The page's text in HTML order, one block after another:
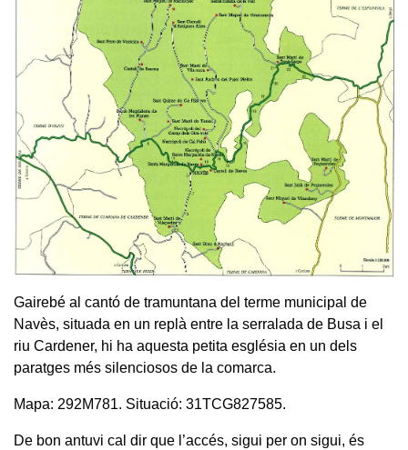
Gairebé al cantó de tramuntana del terme municipal de
Navès, situada en un replà entre la serralada de Busa i el
riu Cardener, hi ha aquesta petita església en un dels
paratges més silenciosos de la comarca.
Mapa: 292M781. Situació: 31TCG827585.
De bon antuvi cal dir que l’accés, sigui per on sigui, és